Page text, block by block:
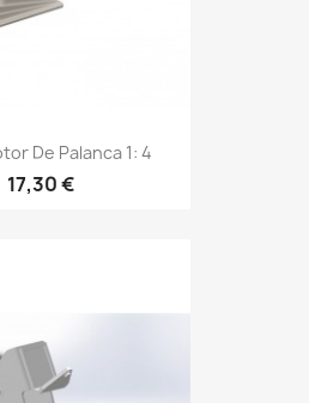
De Palanca 1: 4
17,30 €